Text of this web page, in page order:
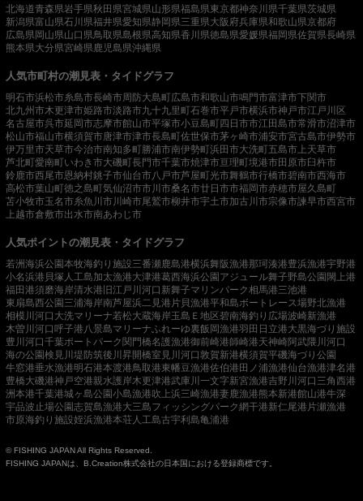
北海道青森県岩手県秋田県宮城県山形県福島県東京都神奈川県千葉県茨城県
新潟県富山県石川県福井県愛知県静岡県三重県大阪府兵庫県和歌山県京都府
広島県岡山県山口県鳥取県島根県高知県香川県徳島県愛媛県福岡県佐賀県長崎県
熊本県大分県宮崎県鹿児島県沖縄県
人気市町村の潮見表・タイドグラフ
明石市浜松市糸島市長崎市周防大島町広島市和歌山市鳴門市富津市下関市
北九州市木更津市姫路市淡路市九十九里町石巻市平戸市横浜市神戸市江戸川区
名古屋市呉市延岡市志摩市館山市平塚市小豆島町四日市市江田島市常滑市沼津市
松山市福山市横須賀市唐津市津市長島町佐世保市茅ヶ崎市浦安市宮古島市伊勢市
伊万里市天草市今治市南知多町勝浦市南伊勢町浜田市大洗町五島市 上天草市
芦北町愛南町いわき市大磯町長門市千葉市焼津市亘理町境港市田原市臼杵市
鈴鹿市西尾市恩納村銚子市仙台市八戸市芦屋町光市舞鶴市行橋市碧南市西海市
高松市葉山町徳之島町気仙沼市市川市桑名市廿日市市福岡市赤穂市屋久島町
苫小牧市玉名市糸魚川市川崎市尾鷲市柳井市宇土市加古川市宗像市諫早市西宮市
上越市倉敷市出水市南あわじ市
人気ポイントの潮見表・タイドグラフ
若洲海浜公園本牧海釣り施設三番瀬鹿島港横浜舞阪漁港那珂湊港豊浜漁港宇野港
小名浜港 貝塚人工島加太漁港大津港葛西海浜公園 アジュール舞子野島公園 閖上港
福田港須磨海岸清水港 旧江戸川河口 新舞子マリンパーク相馬港三池港
東扇島西公園 三浦海岸南芦屋浜二見港 片貝漁港平和島ボートレース場野北漁港
相模川河口 大洗マリーナ若松大蔵海岸玉島Ｅ地区碧南海釣り広場波崎新漁港
木曽川河口呼子港八景島マリーナふれーゆ裏飯岡漁港羽田 日立港大黒海づり施設
豊川河口千葉ポートパーク 関門橋名護漁港御前崎港師崎港天神崎 阿武隈川河口
海の公園検見川堤防筑後川昇開橋室見川河口敦賀新港横須賀平磯海づり公園
牛窓港垂水漁港明石港本渡港鳥取港東幡豆漁港佐伯港 田ノ浦漁港仙台漁港津名港
豊橋大磯港神戸空港親水護岸木更津港武庫川一文字新宮漁港吉野川河口 三角西港
洲本港千葉港城ヶ島公園小島漁港吹上浜三崎漁港妻鹿漁港熊本新港館山港牛深
宇品波止場公園志賀島漁港大三島フィッシングパーク網干港新仁尾港 片瀬漁港
市原海釣り施設姪浜漁港本荘人工島古宇利島亀浦港
© FISHING JAPAN All Rights Reserved.
FISHING JAPANは、B.Creation株式会社の日本国における登録商標です。